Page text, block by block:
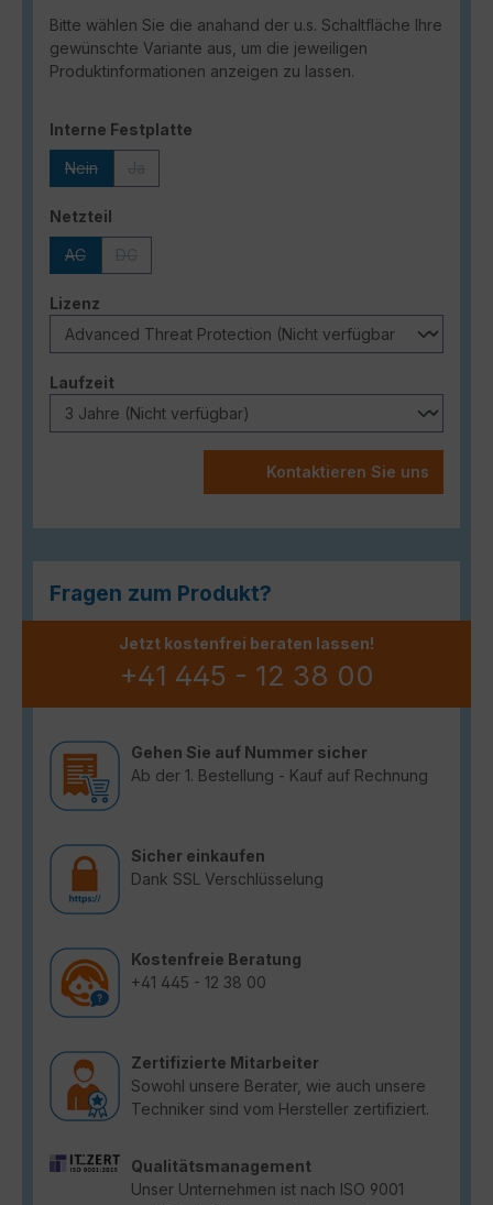
Bitte wählen Sie die anahand der u.s. Schaltfläche Ihre
gewünschte Variante aus, um die jeweiligen
Produktinformationen anzeigen zu lassen.
Interne Festplatte
Nein
Netzteil
AC
Lizenz
Laufzeitauswählen
Kontaktieren Sie uns
Fragen zum Produkt?
Jetzt kostenfrei beraten lassen!
+41 445 - 12 38 00
Gehen Sie auf Nummer sicher
Ab der 1. Bestellung - Kauf auf Rechnung
Sicher einkaufen
Dank SSL Verschlüsselung
Kostenfreie Beratung
+41 445 - 12 38 00
Zertifizierte Mitarbeiter
Sowohl unsere Berater, wie auch unsere
Techniker sind vom Hersteller zertifiziert.
Qualitätsmanagement
Unser Unternehmen ist nach ISO 9001